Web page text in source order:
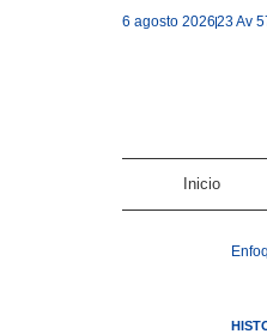
6 agosto 202623 Av
Inicio